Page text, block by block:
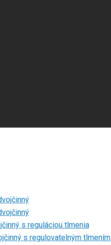
s reguláciou tlmenia
s regulovatelným tlmením